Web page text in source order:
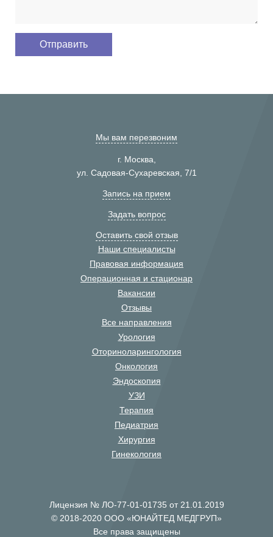
Мы вам перезвоним
г. Москва,
ул. Садовая-Сухаревская, 7/1
Запись на прием
Задать вопрос
Оставить свой отзыв
Наши специалисты
Правовая информация
Операционная и стационар
Вакансии
Отзывы
Все направления
Урология
Оториноларингология
Онкология
Эндоскопия
УЗИ
Терапия
Педиатрия
Хирургия
Гинекология
Лицензия № ЛО-77-01-01735 от 21.01.2019
© 2018-2020 ООО «ЮНАЙТЕД МЕДГРУП»
Все права защищены